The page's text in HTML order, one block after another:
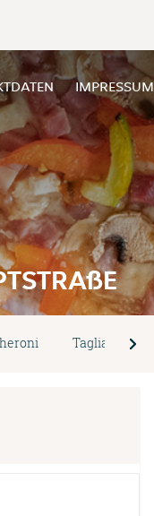
IMPRESSUM
Tagliatelle